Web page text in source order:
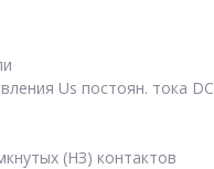
Us постоян. тока DC
(НЗ) контактов